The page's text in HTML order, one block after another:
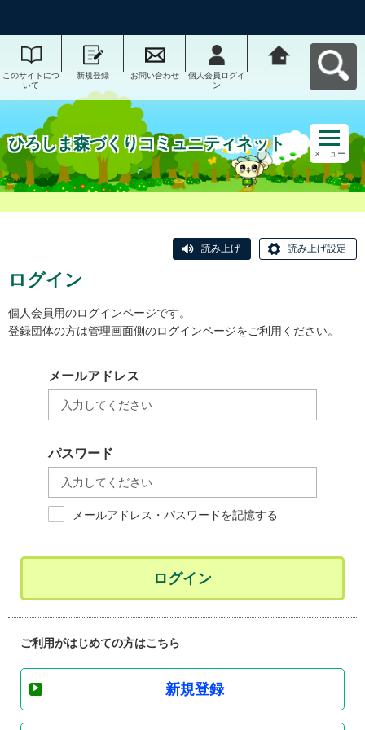
このサイトにつ
いて
新規登録 お問い合わせ
個人会員ログイ
ン
ひろしま森づくりコミュニティネット
メニュー
読み上げ 読み上げ設定
ログイン
個人会員用のログインページです。
登録団体の方は管理画面側のログインページをご利用ください。
メールアドレス
パスワード
メールアドレス・パスワードを記憶する
ログイン
ご利用がはじめての方はこちら
新規登録